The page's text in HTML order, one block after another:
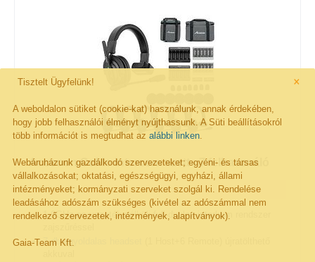
×
Tisztelt Ügyfelünk!
A weboldalon sütiket (cookie-kat) használunk, annak érdekében,
hogy jobb felhasználói élményt nyújthassunk. A Süti beállításokról
több információt is megtudhat az alábbi linken
Webáruházunk gazdálkodó szervezeteket; egyéni- és társas
vállalkozásokat; oktatási, egészségügyi, egyházi, állami
intézményeket; kormányzati szerveket szolgál ki. Rendelése
leadásához adószám szükséges (kivétel az adószámmal nem
rendelkező szervezetek, intézmények, alapítványok).
Gaia-Team Kft.
Accsoon CoMo Intercom szett - 7 felhasználó
1,9GHz-es vezeték nélküli full-duplex interkom rendszer
7 db egyoldalas headset